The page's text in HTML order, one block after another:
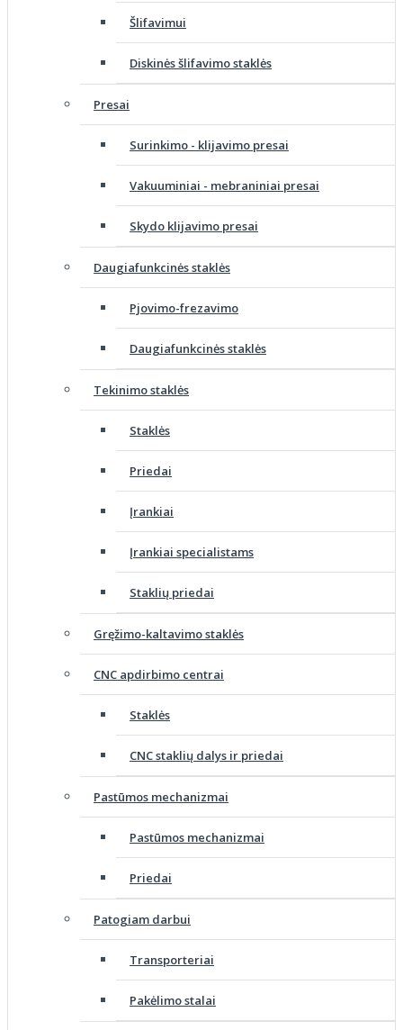
Šlifavimui
Diskinės šlifavimo staklės
Presai
Surinkimo - klijavimo presai
Vakuuminiai - mebraniniai presai
Skydo klijavimo presai
Daugiafunkcinės staklės
Pjovimo-frezavimo
Daugiafunkcinės staklės
Tekinimo staklės
Staklės
Priedai
Įrankiai
Įrankiai specialistams
Staklių priedai
Gręžimo-kaltavimo staklės
CNC apdirbimo centrai
Staklės
CNC staklių dalys ir priedai
Pastūmos mechanizmai
Pastūmos mechanizmai
Priedai
Patogiam darbui
Transporteriai
Pakėlimo stalai